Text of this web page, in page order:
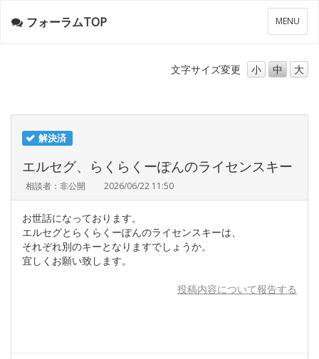
メ
ニ
ー
MENU
フォーラムTOP
文字サイズ変更 小 中 大
解決済
エルセグ、らくらくーぽんのライセンスキー
相談者：非公開 2026/06/22 11:50
お世話になっております。
エルセグとらくらくーぽんのライセンスキーは、
それぞれ別のキーとなりますでしょうか。
宜しくお願い致します。
投稿内容について報告する